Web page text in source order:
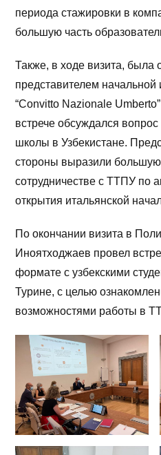
периода стажировки в
большую часть
Также, в ходе визита, была
представителем
“Convitto Nazionale
встрече обсуждался
школы в Узбекистане.
стороны выразили большую
сотрудничестве с ТТПУ по
открытия итальянской
По окончании визита в
Иноятходжаев провел
формате с узбекскими
Турине, с целью
возможностями работы в